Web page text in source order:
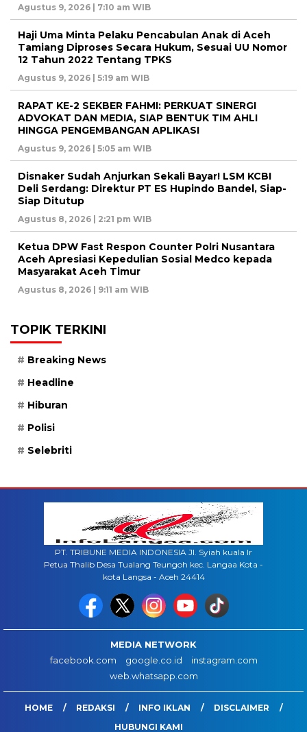
Agustus 9, 2026 | 7:10 am WIB
Haji Uma Minta Pelaku Pencabulan Anak di Aceh
Tamiang Diproses Secara Hukum, Sesuai UU Nomor
12 Tahun 2022 Tentang TPKS
Agustus 9, 2026 | 5:19 am WIB
RAPAT KE-2 SEKBER FAHMI: PERKUAT SINERGI
ADVOKAT DAN MEDIA, SIAP BENTUK TIM AHLI
HINGGA PENGEMBANGAN APLIKASI
Agustus 9, 2026 | 5:05 am WIB
Disnaker Sudah Anjurkan Sekali Bayar! LSM KCBI
Deli Serdang: Direktur PT ES Hupindo Bandel, Siap-
Siap Ditutup
Agustus 8, 2026 | 2:21 pm WIB
Ketua DPW Fast Respon Counter Polri Nusantara
Aceh Apresiasi Kepedulian Sosial Medco kepada
Masyarakat Aceh Timur
Agustus 8, 2026 | 9:11 am WIB
TOPIK TERKINI
Breaking News
Headline
Hiburan
Polisi
Selebriti
PT. TRIBUNE MEDIA INDONESIA Jl. Syiah kuala lr
Petua Thalib Desa Tualang Teungoh kec. Langaa Kota -
kota Langsa - Aceh 24414
MEDIA NETWORK
facebook.com
google.co.id
instagram.com
web.whatsapp.com
HOME REDAKSI INFO IKLAN
DISCLAIMER
HUBUNGI KAMI